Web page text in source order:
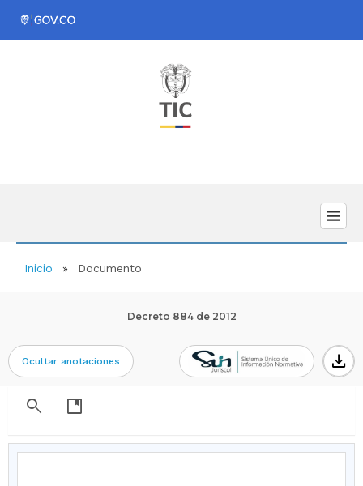
Inicio Documento
Decreto 884 de 2012
Ocultar anotaciones
download
search
developer_guide